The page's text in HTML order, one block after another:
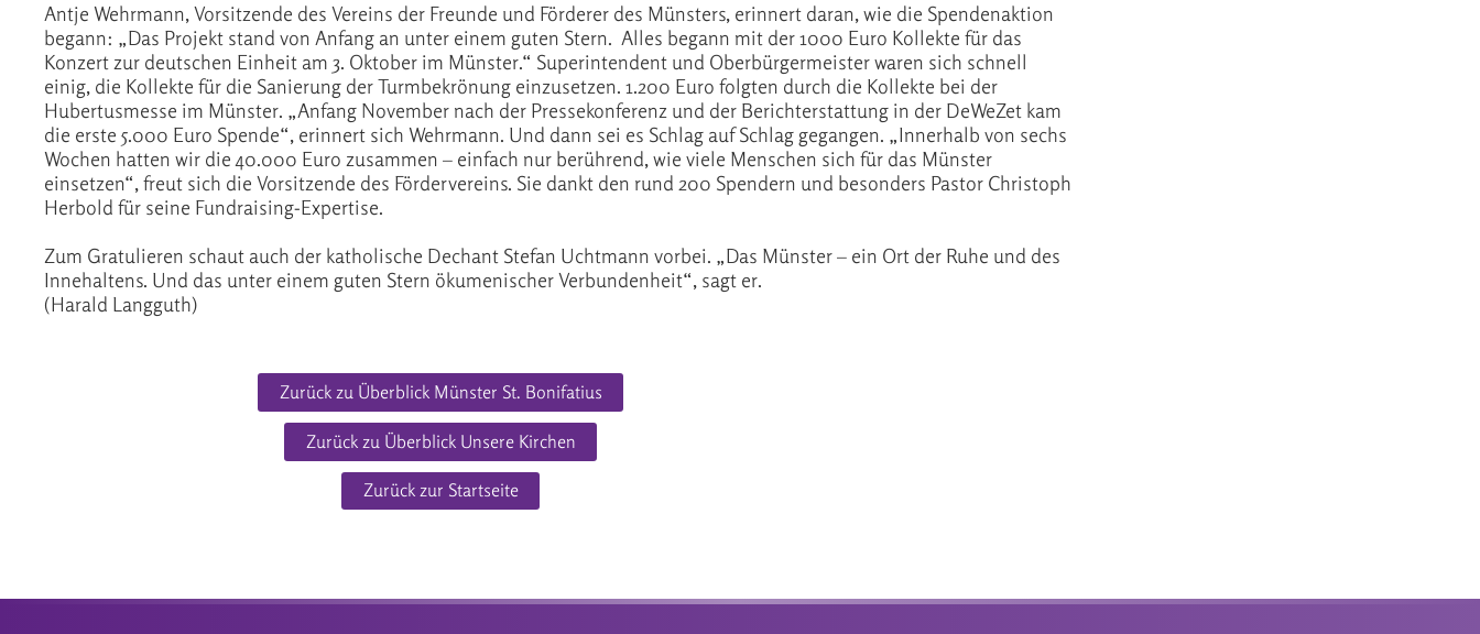
Antje Wehrmann, Vorsitzende des Vereins der Freunde und Förderer des Münsters, erinnert daran, wie die Spendenaktion
begann: „Das Projekt stand von Anfang an unter einem guten Stern. Alles begann mit der 1000 Euro Kollekte für das
Konzert zur deutschen Einheit am 3. Oktober im Münster.“ Superintendent und Oberbürgermeister waren sich schnell
einig, die Kollekte für die Sanierung der Turmbekrönung einzusetzen. 1.200 Euro folgten durch die Kollekte bei der
Hubertusmesse im Münster. „Anfang November nach der Pressekonferenz und der Berichterstattung in der DeWeZet kam
die erste 5.000 Euro Spende“, erinnert sich Wehrmann. Und dann sei es Schlag auf Schlag gegangen. „Innerhalb von sechs
Wochen hatten wir die 40.000 Euro zusammen – einfach nur berührend, wie viele Menschen sich für das Münster
einsetzen“, freut sich die Vorsitzende des Fördervereins. Sie dankt den rund 200 Spendern und besonders Pastor Christoph
Herbold für seine Fundraising-Expertise.
Zum Gratulieren schaut auch der katholische Dechant Stefan Uchtmann vorbei. „Das Münster – ein Ort der Ruhe und des
Innehaltens. Und das unter einem guten Stern ökumenischer Verbundenheit“, sagt er.
(Harald Langguth)
Zurück zu Überblick Münster St. Bonifatius
Zurück zu Überblick Unsere Kirchen
Zurück zur Startseite